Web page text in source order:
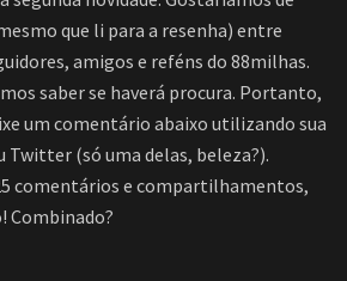
que li para a resenha) entre
amigos e reféns do 88milhas.
saber se haverá procura. Portanto,
um comentário abaixo utilizando sua
Twitter (só uma delas, beleza?).
comentários e compartilhamentos,
Combinado?